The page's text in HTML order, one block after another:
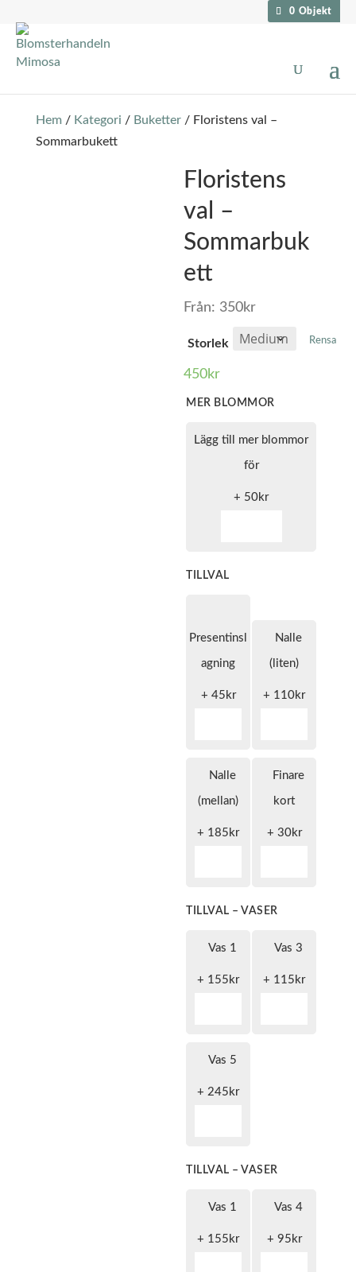
0 Objekt
Hem/ Kategori / Buketter/ Floristens val –
Sommarbukett
Floristens
val –
Sommarbuk
ett
Från: 350kr
Storlek Rensa
450kr
MER BLOMMOR
Lägg till mer blommor
för
+ 50kr
TILLVAL
Presentinsl
agning
+ 45 kr
Nalle
(liten)
+ 110kr
Nalle
(mellan)
+ 185 kr
Finare
kort
+ 30kr
TILLVAL – VASER
Vas 1
+ 155 kr
Vas 3
+ 115 kr
Vas 5
+ 245 kr
TILLVAL – VASER
Vas 1
+ 155 kr
Vas 4
+ 95 kr